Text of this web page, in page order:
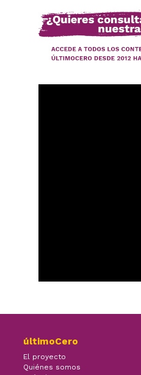
últimoCero
El proyecto
Quiénes somos